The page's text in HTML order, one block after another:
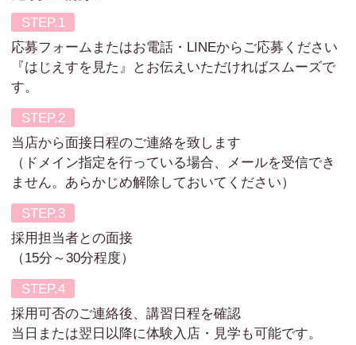
応募フォームまたはお電話・LINEからご応募ください
『はじえすを見た』とお伝えいただければスムーズで
す。
当店から面接日程のご連絡を致します
（ドメイン指定を行っている場合、メールを受信でき
ません。あらかじめ解除しておいてください）
採用担当者との面接
（15分～30分程度）
採用可否のご連絡後、講習日程を確認
当日または翌日以降に体験入店・見学も可能です。